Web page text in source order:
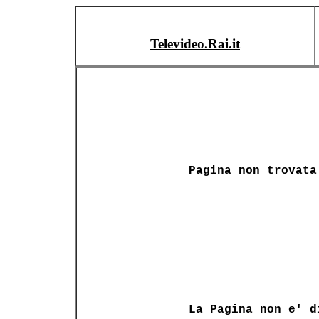
Televideo.Rai.it
Pagina non trovata
La Pagina non e'